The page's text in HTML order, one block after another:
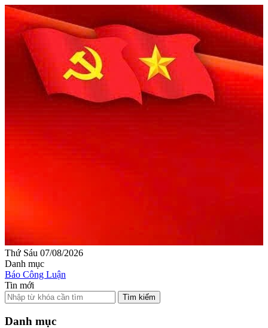
Thứ Sáu 07/08/2026
Danh mục
Báo Công Luận
Tin mới
Tìm kiếm
Danh mục